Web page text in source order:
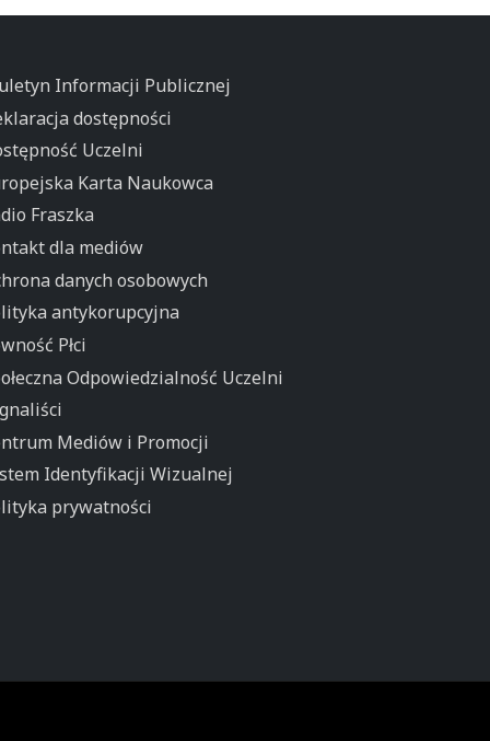
Informacji Publicznej
dostępności
Uczelni
Karta Naukowca
Fraszka
dla mediów
danych osobowych
antykorupcyjna
Płci
Odpowiedzialność Uczelni
Mediów i Promocji
Identyfikacji Wizualnej
prywatności